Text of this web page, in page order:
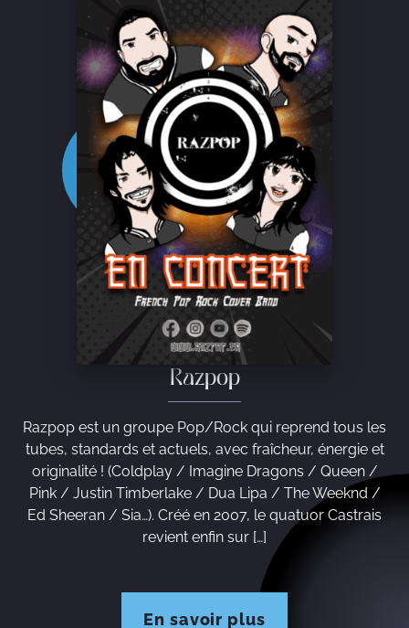
Razpop
Razpop est un groupe Pop/Rock qui reprend tous les
tubes, standards et actuels, avec fraîcheur, énergie et
originalité ! (Coldplay / Imagine Dragons / Queen /
Pink / Justin Timberlake / Dua Lipa / The Weeknd /
Ed Sheeran / Sia…). Créé en 2007, le quatuor Castrais
revient enfin sur […]
En savoir plus